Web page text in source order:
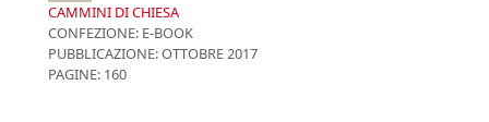
CAMMINI DI CHIESA
CONFEZIONE: E-BOOK
PUBBLICAZIONE:OTTOBRE 2017
PAGINE: 160